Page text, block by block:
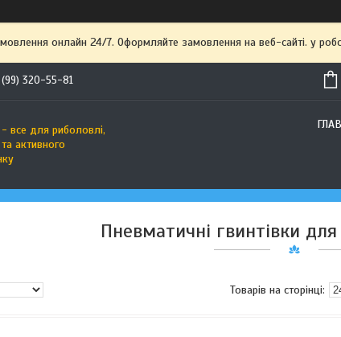
онлайн 24/7. Оформляйте замовлення на веб-сайті. у
320-55-81
все для риболовлі,
активного
Пневматичні гвинтівки